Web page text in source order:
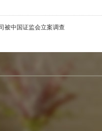
被中国证监会立案调查